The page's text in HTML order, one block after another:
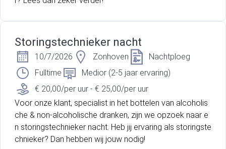
Storingstechnieker nacht
10/7/2026 Zonhoven
Nachtploeg
Fulltime
Medior (2-5 jaar ervaring)
€ 20,00/per uur - € 25,00/per uur
Voor onze klant, specialist in het bottelen van alcoholis
che & non-alcoholische dranken, zijn we opzoek naar e
n storingstechnieker nacht. Heb jij ervaring als storingste
chnieker? Dan hebben wij jouw nodig!